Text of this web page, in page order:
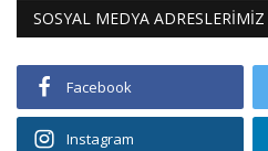
SOSYAL MEDYA ADRESLERİMİZ
Facebook
Instagram